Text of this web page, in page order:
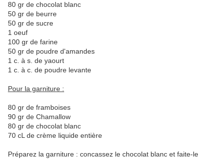
80 gr de chocolat blanc
50 gr de beurre
50 gr de sucre
1 oeuf
100 gr de farine
50 gr de poudre d'amandes
1 c. à s. de yaourt
1 c. à c. de poudre levante
Pour la garniture :
80 gr de framboises
90 gr de Chamallow
80 gr de chocolat blanc
70 cL de crème liquide entière
Préparez la garniture : concassez le chocolat blanc et faite-le